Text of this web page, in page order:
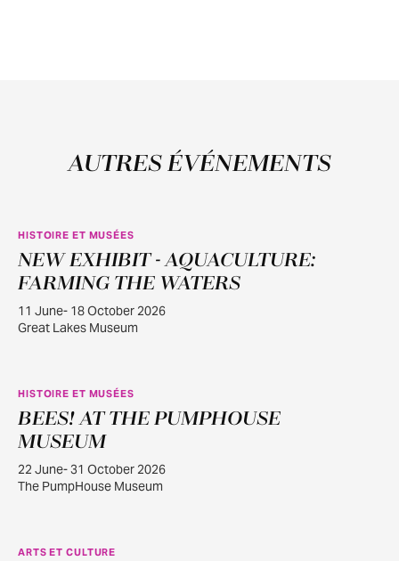
AUTRES ÉVÉNEMENTS
JUIN
11
HISTOIRE ET MUSÉES
NEW EXHIBIT - AQUACULTURE:
FARMING THE WATERS
11 June- 18 October 2026
Great Lakes Museum
JUIN
22
HISTOIRE ET MUSÉES
BEES! AT THE PUMPHOUSE
MUSEUM
22 June- 31 October 2026
The PumpHouse Museum
ARTS ET CULTURE